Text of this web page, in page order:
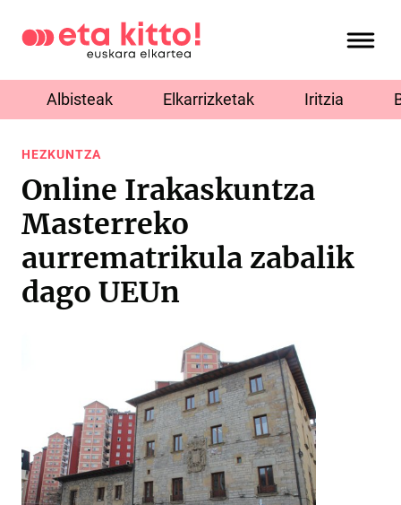
Albisteak Elkarrizketak Iritzia
HEZKUNTZA
Online Irakaskuntza
Masterreko
aurrematrikula zabalik
dago UEUn